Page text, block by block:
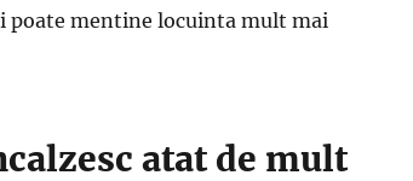
poate mentine locuinta mult mai
atat de mult